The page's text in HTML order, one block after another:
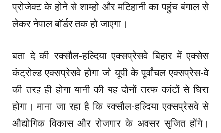
प्रोजेक्ट के होने से शाम्हो और मटिहानी का पहुंच बंगाल से
लेकर नेपाल बॉर्डर तक हो जाएगा।
बता दे की रक्सौल-हल्दिया एक्सप्रेसवे बिहार में एक्सेस
कंट्रोल्ड एक्सप्रेसवे होगा जो यूपी के पूर्वांचल एक्सप्रेस-वे
की तरह ही होगा यानी की यह दोनों तरफ कांटों से घिरा
होगा। माना जा रहा है कि रक्सौल-हल्दिया एक्सप्रेसवे से
औद्योगिक विकास और रोजगार के अवसर सृजित होंगे।